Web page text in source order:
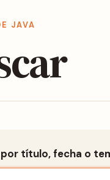
JAVA
título, fecha o